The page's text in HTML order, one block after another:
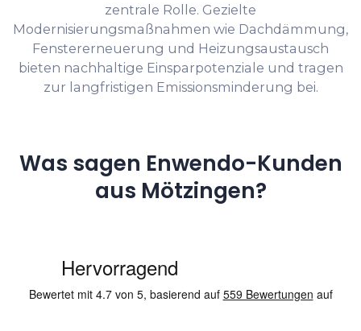
zentrale Rolle. Gezielte
Modernisierungsmaßnahmen wie Dachdämmung,
Fenstererneuerung und Heizungsaustausch
bieten nachhaltige Einsparpotenziale und tragen
zur langfristigen Emissionsminderung bei.
Was sagen Enwendo-Kunden
aus Mötzingen?